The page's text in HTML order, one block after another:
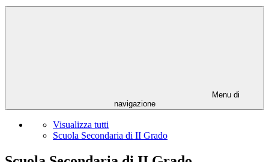
Menu di
navigazione
Visualizza tutti
Scuola Secondaria di II Grado